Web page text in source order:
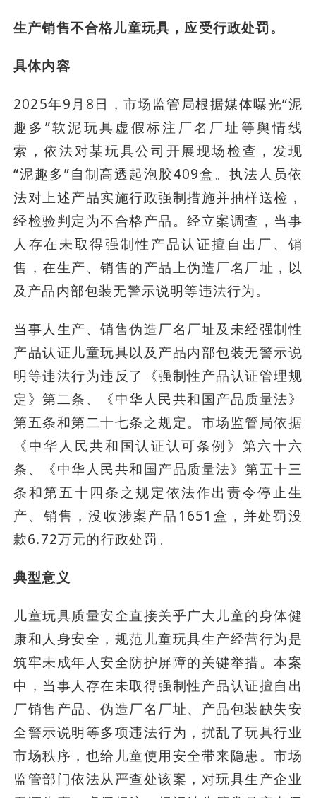
生产销售不合格儿童玩具，应受行政处罚。
具体内容
2025年9月8日，市场监管局根据媒体曝光“泥
趣多”软泥玩具虚假标注厂名厂址等舆情线
索，依法对某玩具公司开展现场检查，发现
“泥趣多”自制高透起泡胶409盒。执法人员依
法对上述产品实施行政强制措施并抽样送检，
经检验判定为不合格产品。经立案调查，当事
人存在未取得强制性产品认证擅自出厂、销
售，在生产、销售的产品上伪造厂名厂址，以
及产品内部包装无警示说明等违法行为。
当事人生产、销售伪造厂名厂址及未经强制性
产品认证儿童玩具以及产品内部包装无警示说
明等违法行为违反了《强制性产品认证管理规
定》第二条、《中华人民共和国产品质量法》
第五条和第二十七条之规定。市场监管局依据
《中华人民共和国认证认可条例》第六十六
条、《中华人民共和国产品质量法》第五十三
条和第五十四条之规定依法作出责令停止生
产、销售，没收涉案产品1651盒，并处罚没
款6.72万元的行政处罚。
典型意义
儿童玩具质量安全直接关乎广大儿童的身体健
康和人身安全，规范儿童玩具生产经营行为是
筑牢未成年人安全防护屏障的关键举措。本案
中，当事人存在未取得强制性产品认证擅自出
厂销售产品、伪造厂名厂址、产品包装缺失安
全警示说明等多项违法行为，扰乱了玩具行业
市场秩序，也给儿童使用安全带来隐患。市场
监管部门依法从严查处该案，对玩具生产企业